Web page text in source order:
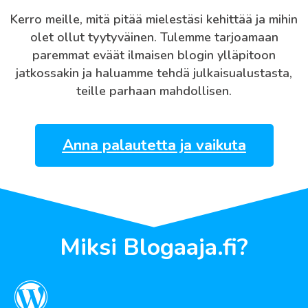
Kerro meille, mitä pitää mielestäsi kehittää ja mihin
olet ollut tyytyväinen. Tulemme tarjoamaan
paremmat eväät ilmaisen blogin ylläpitoon
jatkossakin ja haluamme tehdä julkaisualustasta,
teille parhaan mahdollisen.
Anna palautetta ja vaikuta
Miksi Blogaaja.fi?